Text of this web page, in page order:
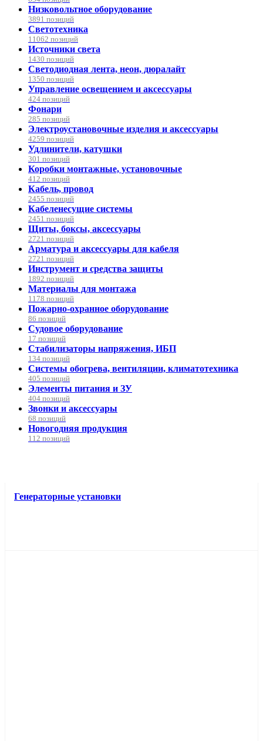
Низковольтное оборудование
3891 позиций
Светотехника
11062 позиций
Источники света
1430 позиций
Светодиодная лента, неон, дюралайт
1350 позиций
Управление освещением и аксессуары
424 позиций
Фонари
285 позиций
Электроустановочные изделия и аксессуары
4259 позиций
Удлинители, катушки
301 позиций
Коробки монтажные, установочные
412 позиций
Кабель, провод
2455 позиций
Кабеленесущие системы
2451 позиций
Щиты, боксы, аксессуары
2721 позиций
Арматура и аксессуары для кабеля
2721 позиций
Инструмент и средства защиты
1892 позиций
Материалы для монтажа
1178 позиций
Пожарно-охранное оборудование
86 позиций
Судовое оборудование
17 позиций
Стабилизаторы напряжения, ИБП
134 позиций
Системы обогрева, вентиляции, климатотехника
405 позиций
Элементы питания и ЗУ
404 позиций
Звонки и аксессуары
68 позиций
Новогодняя продукция
112 позиций
Генераторные установки